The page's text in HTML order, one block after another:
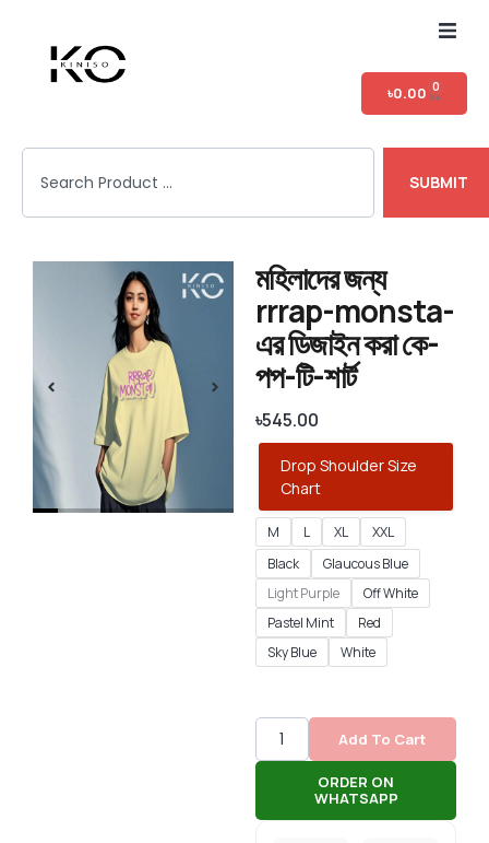
৳0.00 0
SUBMIT
মহিলাদের জন্য
rrrap-monsta-
এর ডিজাইন করা কে-
পপ-টি-শার্ট
৳545.00
Drop Shoulder Size
Chart
M L XL
XXL
Black
Glaucous Blue
Light Purple
Off White
Pastel Mint
Red
Sky Blue
White
Add To Cart
ORDER ON
WHATSAPP